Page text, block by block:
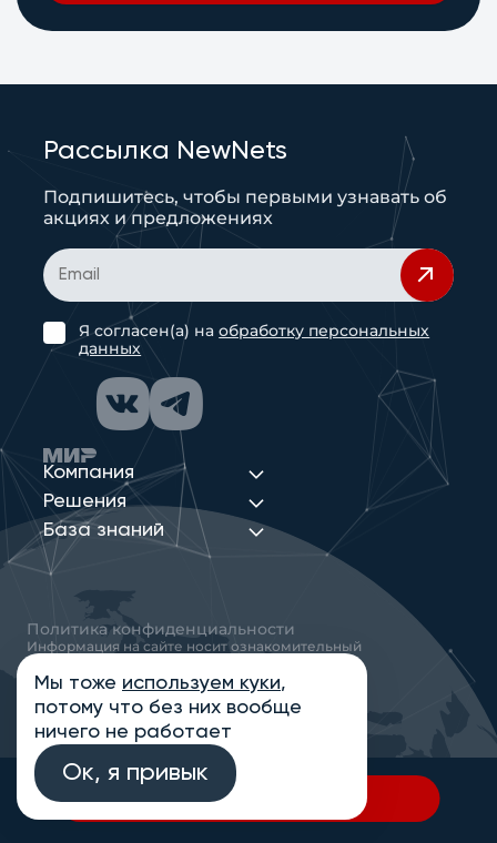
В спецификацию
Компания
Решения
База знаний
Рассылка NewNets
Подпишитесь, чтобы первыми узнавать об
акциях и предложениях
Я согласен(а) наобработку персональных
данных
Политика конфиденциальности
Информация на сайте носит ознакомительный
характер и не является публичной офертой,
определяемой положениями статьи 437
Гражданского кодекса РФ
© 2013-2026 Новые Сети Интеграция
Мы тоже используем куки,
потому что без них вообще
ничего не работает
Ок, я привык